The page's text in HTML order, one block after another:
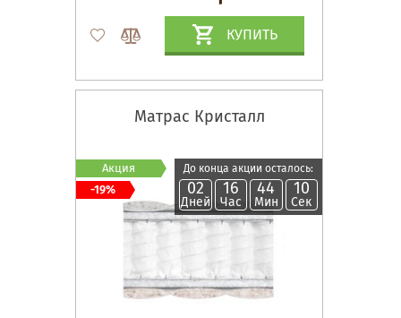
КУПИТЬ
Матрас Кристалл
До конца акции осталось:
02
Дней
16
Час
44
Мин
09
Сек
Акция
-19%